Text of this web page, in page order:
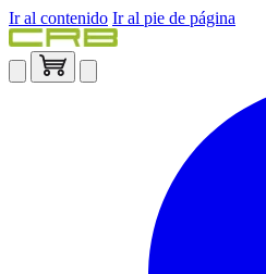
Ir al contenido Ir al pie de página